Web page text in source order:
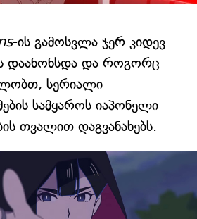
-ის გამოსვლა ჯერ კიდევ
დაანონსდა და როგორც
სერიალი
სამყაროს იაპონელი
თვალით დაგვანახებს.